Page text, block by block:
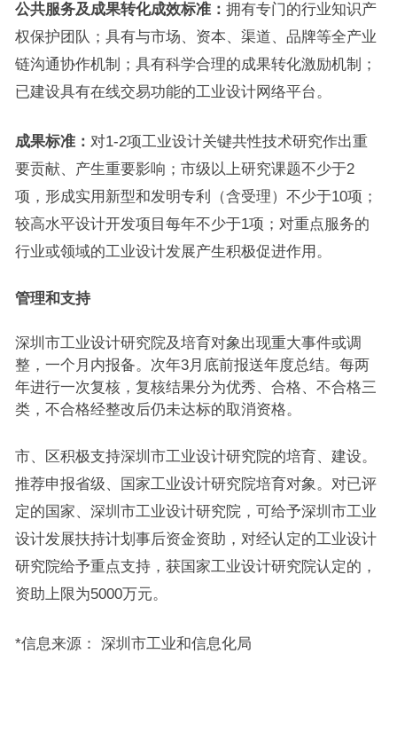
公共服务及成果转化成效标准： 拥有专门的行业知识产
权保护团队；具有与市场、资本、渠道、品牌等全产业
链沟通协作机制；具有科学合理的成果转化激励机制；
已建设具有在线交易功能的工业设计网络平台。
成果标准： 对1-2项工业设计关键共性技术研究作出重
要贡献、产生重要影响；市级以上研究课题不少于2
项，形成实用新型和发明专利（含受理）不少于10项；
较高水平设计开发项目每年不少于1项；对重点服务的
行业或领域的工业设计发展产生积极促进作用。
管理和支持
深圳市工业设计研究院及培育对象出现重大事件或调
整，一个月内报备。次年3月底前报送年度总结。每两
年进行一次复核，复核结果分为优秀、合格、不合格三
类，不合格经整改后仍未达标的取消资格。
市、区积极支持深圳市工业设计研究院的培育、建设。
推荐申报省级、国家工业设计研究院培育对象。对已评
定的国家、深圳市工业设计研究院，可给予深圳市工业
设计发展扶持计划事后资金资助，对经认定的工业设计
研究院给予重点支持，获国家工业设计研究院认定的，
资助上限为5000万元。
*信息来源： 深圳市工业和信息化局